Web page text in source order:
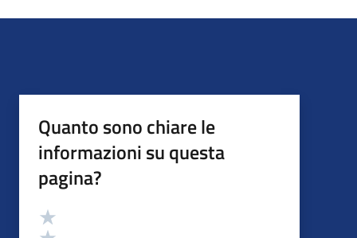
Quanto sono chiare le
informazioni su questa
pagina?
Valutazione